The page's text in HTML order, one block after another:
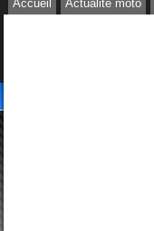
Accueil Actualité moto